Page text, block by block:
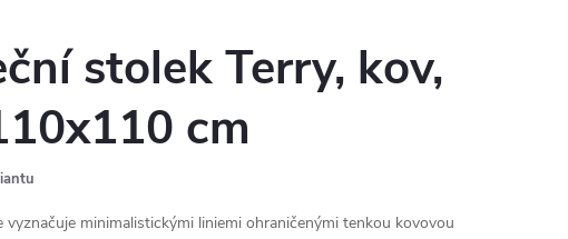
stolek Terry, kov,
cm
vyznačuje minimalistickými liniemi ohraničenými tenkou kovovou